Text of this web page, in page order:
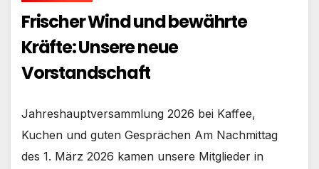
Frischer Wind und bewährte
Kräfte: Unsere neue
Vorstandschaft
Jahreshauptversammlung 2026 bei Kaffee,
Kuchen und guten Gesprächen Am Nachmittag
des 1. März 2026 kamen unsere Mitglieder in